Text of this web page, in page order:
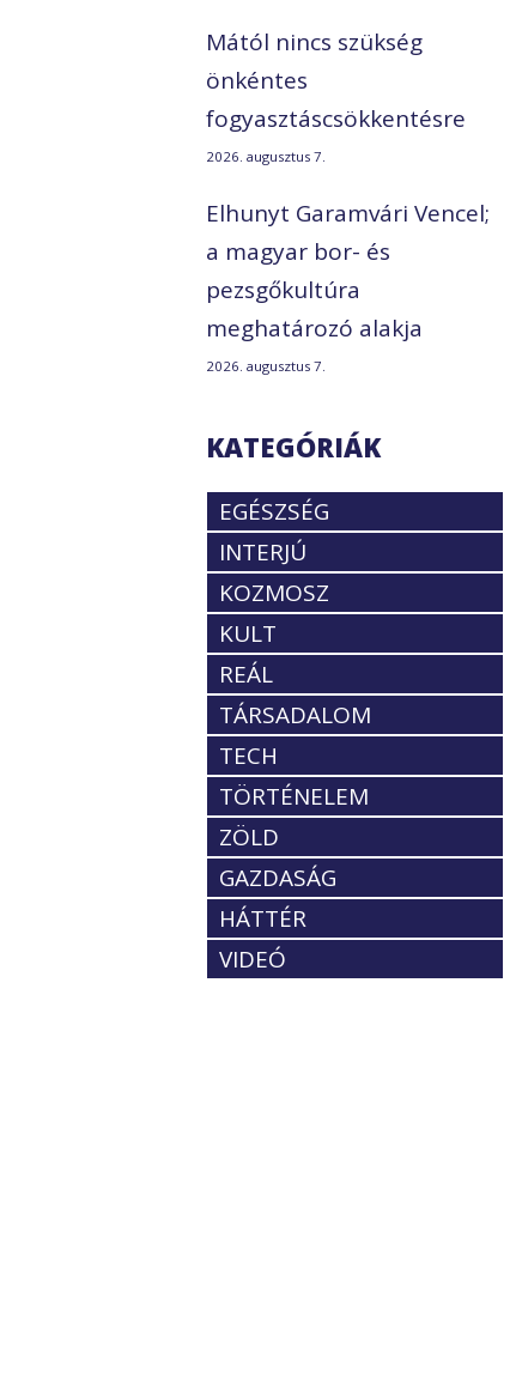
Mától nincs szükség
önkéntes
fogyasztáscsökkentésre
2026. augusztus 7.
Elhunyt Garamvári Vencel;
a magyar bor- és
pezsgőkultúra
meghatározó alakja
2026. augusztus 7.
KATEGÓRIÁK
EGÉSZSÉG
INTERJÚ
KOZMOSZ
KULT
REÁL
TÁRSADALOM
TECH
TÖRTÉNELEM
ZÖLD
GAZDASÁG
HÁTTÉR
VIDEÓ